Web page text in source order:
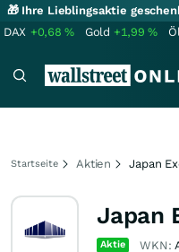
🎁 Ihre Lieblingsaktie
DAX +0,68% Gold +1,99%
Startseite Aktien Japan
Japan
Aktie WKN: